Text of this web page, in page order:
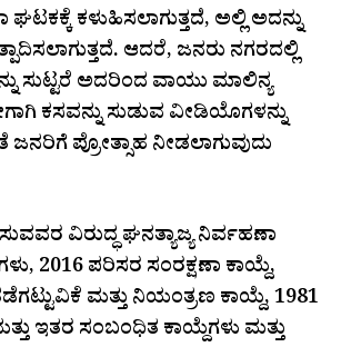
ಘಟಕಕ್ಕೆ ಕಳುಹಿಸಲಾಗುತ್ತದೆ, ಅಲ್ಲಿ ಅದನ್ನು
ಆದರೆ, ಜನರು ನಗರದಲ್ಲಿ
ಸುಟ್ಟರೆ ಅದರಿಂದ ವಾಯು ಮಾಲಿನ್ಯ
ಕಸವನ್ನು ಸುಡುವ ವೀಡಿಯೊಗಳನ್ನು
ಜನರಿಗೆ ಪ್ರೋತ್ಸಾಹ ನೀಡಲಾಗುವುದು
ವಿರುದ್ಧ ಘನತ್ಯಾಜ್ಯ ನಿರ್ವಹಣಾ
2016 ಪರಿಸರ ಸಂರಕ್ಷಣಾ ಕಾಯ್ದೆ,
ಮತ್ತು ನಿಯಂತ್ರಣ ಕಾಯ್ದೆ, 1981
ಇತರ ಸಂಬಂಧಿತ ಕಾಯ್ದೆಗಳು ಮತ್ತು